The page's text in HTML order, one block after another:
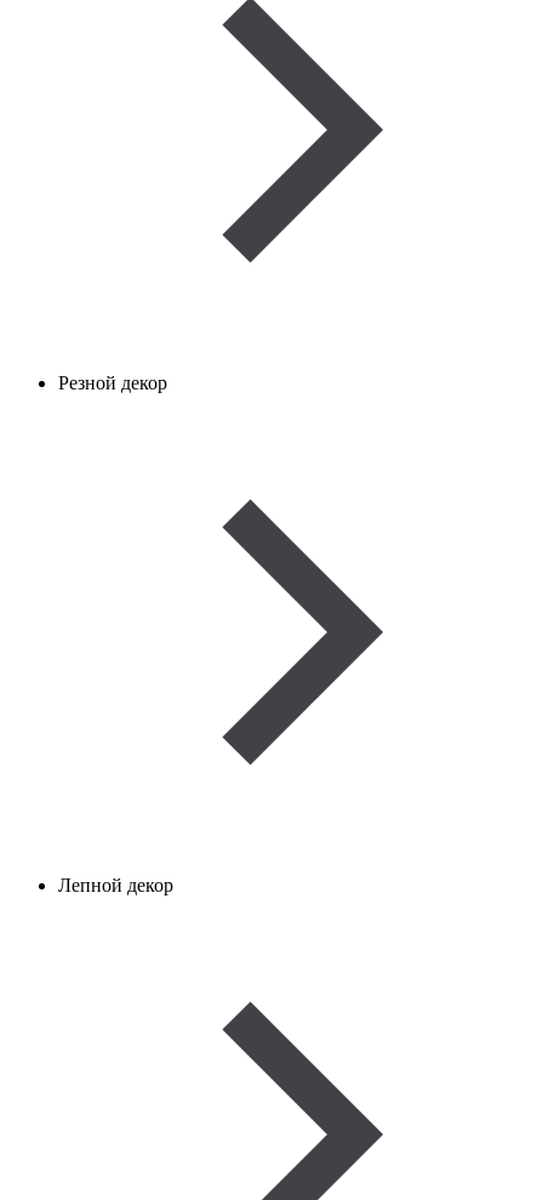
Резной декор
Лепной декор